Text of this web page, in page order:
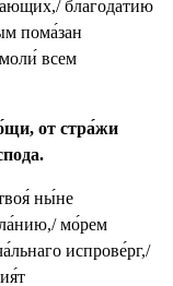
благода́тию
пома́зан
всем
от стра́жи
ны́не
мо́рем
испрове́рг,/